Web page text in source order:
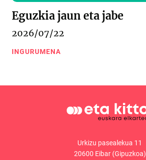
Eguzkia jaun eta jabe
2026/07/22
INGURUMENA
Urkizu pasealekua 11
20600 Eibar (Gipuzkoa)